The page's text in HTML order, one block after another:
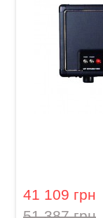
41 109 грн